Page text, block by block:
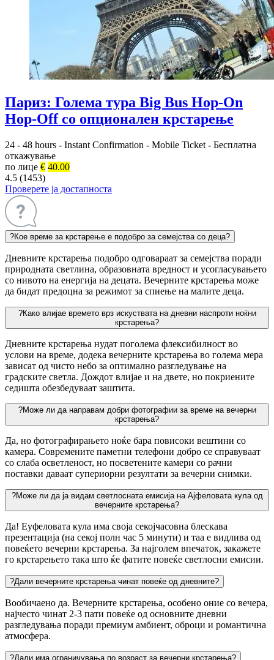
Париз: Голема тура Big Bus Hop-On
Hop-Off со опционален крстарење
24 - 48 hours - Instant Confirmation - Mobile Ticket - Бесплатна
откажување
по лице € 40.00
4.5 (1453)
Проверете ја достапноста
?Кое време за крстарење е подобро за семејства со деца?
Дневните крстарења подобро одговараат за семејства поради
природната светлина, образовната вредност и усогласувањето
со нивото на енергија на децата. Вечерните крстарења може
да бидат предоцна за режимот за спиење на малите деца.
?Како влијае времето врз искуствата на дневни наспроти ноќни
крстарења?
Дневните крстарења нудат поголема флексибилност во
услови на време, додека вечерните крстарења во голема мера
зависат од чисто небо за оптимално разгледување на
градските светла. Дождот влијае и на двете, но покриените
седишта обезбедуваат заштита.
?Може ли да направам добри фотографии за време на вечерни
крстарења?
Да, но фотографирањето ноќе бара повисоки вештини со
камера. Современите паметни телефони добро се справуваат
со слаба осветленост, но посветените камери со рачни
поставки даваат супериорни резултати за вечерни снимки.
?Може ли да ја видам светлосната емисија на Ајфеловата кула од
вечерните крстарења?
Да! Еуфеловата кула има своја секојчасовна блескава
презентација (на секој полн час 5 минути) и таа е видлива од
повеќето вечерни крстарења. За најголем впечаток, закажете
го крстарењето така што ќе фатите повеќе светлосни емисии.
?Дали вечерните крстарења чинат повеќе од дневните?
Вообичаено да. Вечерните крстарења, особено оние со вечера,
најчесто чинат 2-3 пати повеќе од основните дневни
разгледувања поради премиум амбиент, оброци и романтична
атмосфера.
?Дали има ограничувања по возраст за вечерни крстарења?